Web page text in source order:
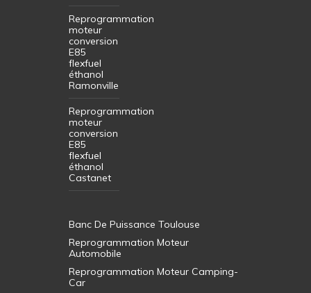
Reprogrammation
moteur
conversion
E85
flexfuel
éthanol
Ramonville
Reprogrammation
moteur
conversion
E85
flexfuel
éthanol
Castanet
Banc De Puissance Toulouse
Reprogrammation Moteur
Automobile
Reprogrammation Moteur Camping-
Car